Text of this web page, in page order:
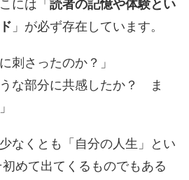
には「 読者の記憶や体験とい
」が必ず存在しています。
刺さったのか？」
うな部分に共感したか？ ま
なくとも「自分の人生」とい
めて出てくるものでもある